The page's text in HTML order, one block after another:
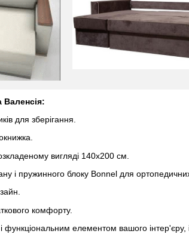
Валенсія:
для зберігання.
вигляді 140х200 см.
і пружинного блоку Bonnel для
комфорту.
функціональним елементом вашого інтер'єру,